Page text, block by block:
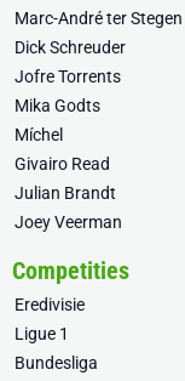
Marc-André ter Stegen
Dick Schreuder
Jofre Torrents
Mika Godts
Míchel
Givairo Read
Julian Brandt
Joey Veerman
Competities
Eredivisie
Ligue 1
Bundesliga